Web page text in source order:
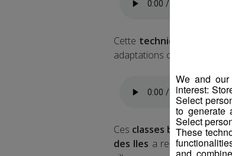
Cette technique
adaptations comme
Ces classes bilinguesne
des Iles a reçu plusieurs
We and our
interest:
Select
to generate
Select
These
and